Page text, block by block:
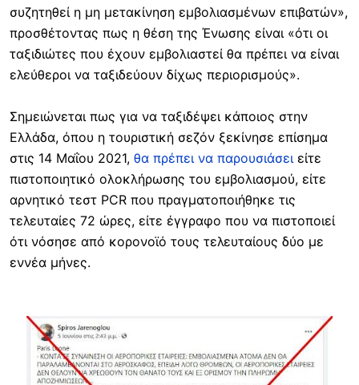
συζητηθεί η μη μετακίνηση εμβολιασμένων επιβατών»,
προσθέτοντας πως η θέση της Ένωσης είναι «ότι οι
ταξιδιώτες που έχουν εμβολιαστεί θα πρέπει να είναι
ελεύθεροι να ταξιδεύουν δίχως περιορισμούς».
Σημειώνεται πως για να ταξιδέψει κάποιος στην
Ελλάδα, όπου η τουριστική σεζόν ξεκίνησε επίσημα
στις 14 Μαΐου 2021, θα πρέπει να παρουσιάσειείτε
πιστοποιητικό ολοκλήρωσης του εμβολιασμού, είτε
αρνητικό τεστ PCR που πραγματοποιήθηκε τις
τελευταίες 72 ώρες, είτε έγγραφο που να πιστοποιεί
ότι νόσησε από κορονοϊό τους τελευταίους δύο με
εννέα μήνες.
Image